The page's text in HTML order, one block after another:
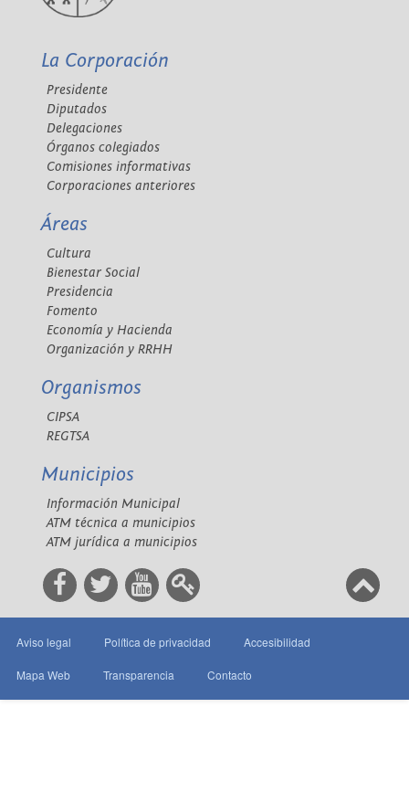
La Corporación
Presidente
Diputados
Delegaciones
Órganos colegiados
Comisiones informativas
Corporaciones anteriores
Áreas
Cultura
Bienestar Social
Presidencia
Fomento
Economía y Hacienda
Organización y RRHH
Organismos
CIPSA
REGTSA
Municipios
Información Municipal
ATM técnica a municipios
ATM jurídica a municipios
Aviso legal Política de privacidad Accesibilidad
Mapa Web Transparencia Contacto